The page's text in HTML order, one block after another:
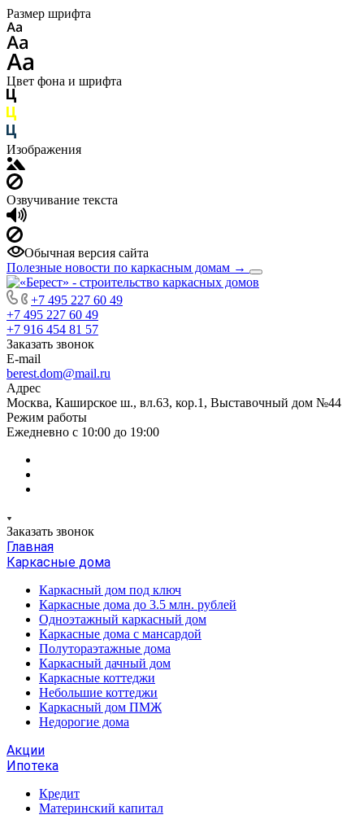
Размер шрифта
Цвет фона и шрифта
Изображения
Озвучивание текста
Обычная версия сайта
Полезные новости по каркасным домам →
+7 495 227 60 49
+7 495 227 60 49
+7 916 454 81 57
Заказать звонок
E-mail
berest.dom@mail.ru
Адрес
Москва, Каширское ш., вл.63, кор.1, Выставочный дом №44
Режим работы
Ежедневно с 10:00 до 19:00
Заказать звонок
Главная
Каркасные дома
Каркасный дом под ключ
Каркасные дома до 3.5 млн. рублей
Одноэтажный каркасный дом
Каркасные дома с мансардой
Полутораэтажные дома
Каркасный дачный дом
Каркасные коттеджи
Небольшие коттеджи
Каркасный дом ПМЖ
Недорогие дома
Акции
Ипотека
Кредит
Материнский капитал